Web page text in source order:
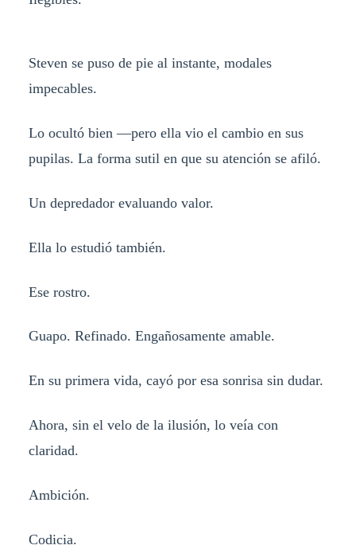
Steven se puso de pie al instante, modales
impecables.
Lo ocultó bien —pero ella vio el cambio en sus
pupilas. La forma sutil en que su atención se afiló.
Un depredador evaluando valor.
Ella lo estudió también.
Ese rostro.
Guapo. Refinado. Engañosamente amable.
En su primera vida, cayó por esa sonrisa sin dudar.
Ahora, sin el velo de la ilusión, lo veía con
claridad.
Ambición.
Codicia.